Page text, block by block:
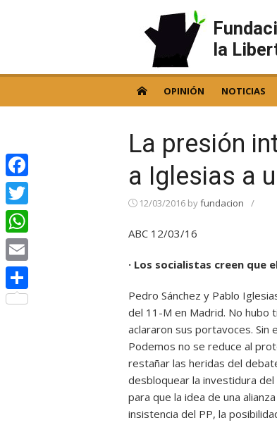
la
OPINIÓN NOTICIAS
La presión
a Iglesias a
12/03/2016 byfundacion /
ABC 12/03/16
· Los socialistas creen
Pedro Sánchez y Pablo
del 11-M en Madrid. No hubo
aclararon sus portavoces. Sin
Podemos no se reduce al
restañar las heridas del
desbloquear la investidura
para que la idea de una
insistencia del PP, la
Facebook
Twitter
WhatsApp
Email
Compartir